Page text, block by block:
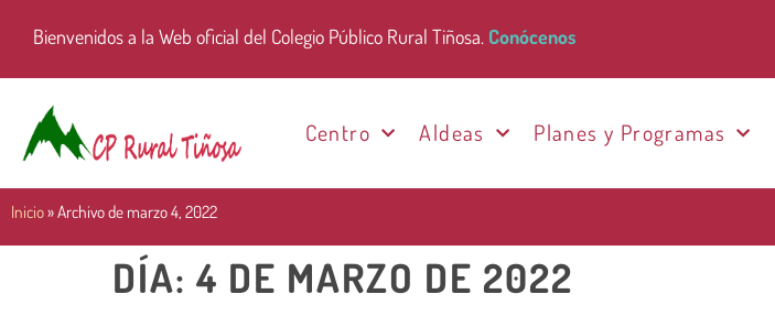
Bienvenidos a la Web oficial del Colegio Público Rural Tiñosa. Conócenos
Centro Aldeas Planes y Programas
Inicio»Archivo de marzo 4, 2022
DÍA: 4 DE MARZO DE 2022